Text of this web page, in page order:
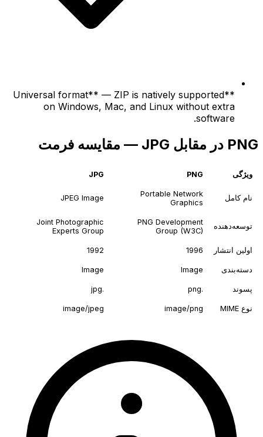
**Universal format** — ZIP is natively supported
on Windows, Mac, and Linux without extra
software.
PNG در مقابل JPG — مقایسه فرمت
ویژگی PNG
JPG
نام کامل
Portable Network
Graphics
JPEG Image
توسعه‌دهنده
PNG Development
Group (W3C)
Joint Photographic
Experts Group
اولین انتشار 1996
1992
دسته‌بندی Image
Image
پسوند .png
.jpg
نوع MIME image/png
image/jpeg